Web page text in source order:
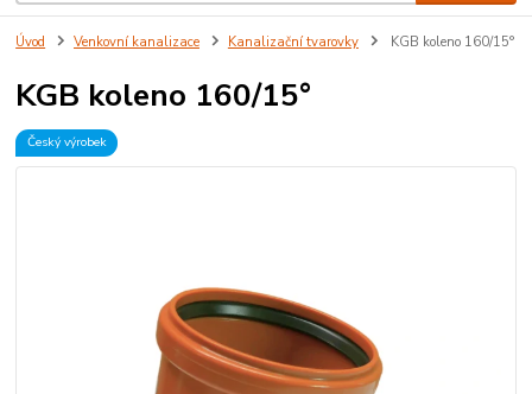
Úvod Venkovní kanalizace Kanalizační tvarovky KGB koleno 160/15°
KGB koleno 160/15°
Český výrobek